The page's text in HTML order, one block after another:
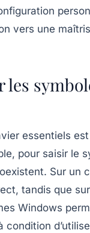
vers une
essentiels
pour saisir le
Sur un
tandis que
Windows
condition